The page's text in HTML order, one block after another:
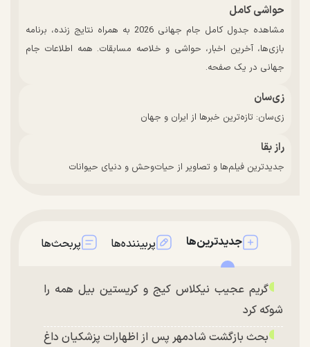
حواشی کامل
مشاهده جدول کامل جام جهانی 2026 به همراه نتایج زنده، برنامه
بازی‌ها، آخرین اخبار، حواشی و خلاصه مسابقات. همه اطلاعات جام
جهانی در یک صفحه.
زی‌سان
زی‌سان: تازه‌ترین خبرها از ایران و جهان
راز بقا
جدیدترین فیلم‌ها و تصاویر از حیات‌وحش و دنیای حیوانات
جدیدترین‌ها پربیننده‌ها پربحث‌ها
گریم عجیب نیکلاس کیج و کریستین بیل همه را
شوکه کرد
بحث بازگشت شادمهر پس از اظهارات پزشکیان داغ